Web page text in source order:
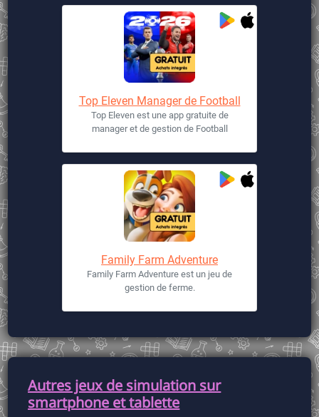
Top Eleven Manager de Football
Top Eleven est une app gratuite de
manager et de gestion de Football
Family Farm Adventure
Family Farm Adventure est un jeu de
gestion de ferme.
Autres jeux de simulation sur
smartphone et tablette